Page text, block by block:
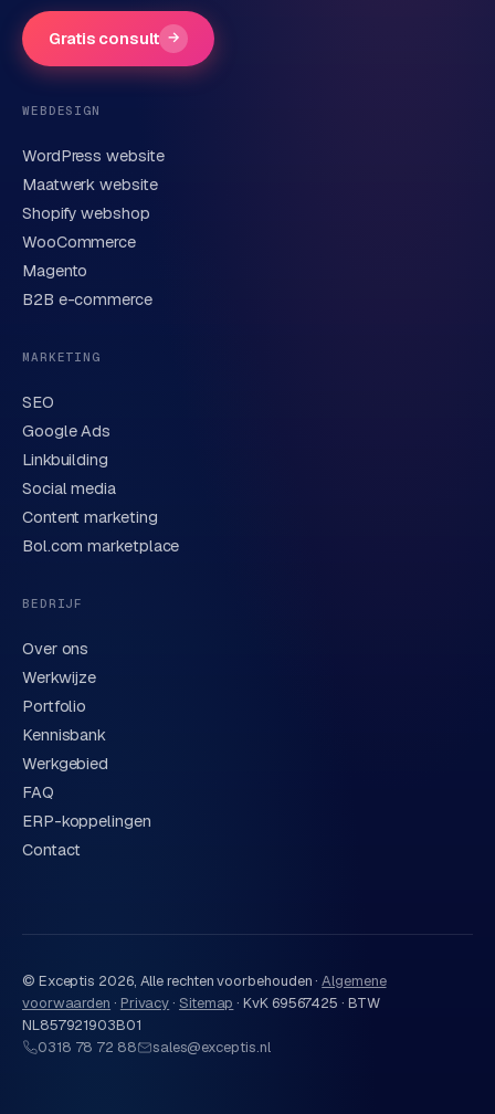
Telefoonnummer(optioneel)
Korte omschrijving van je vraag of project
Verstuur aanvraag
We behandelen je gegevens zorgvuldig conform onze
privacyverklaring. Of bel direct
Gratis consult →
WEBDESIGN
WordPress website
Maatwerk website
Shopify webshop
WooCommerce
Magento
B2B e-commerce
MARKETING
SEO
Google Ads
Linkbuilding
Social media
Content marketing
Bol.com marketplace
BEDRIJF
Over ons
Werkwijze
Portfolio
Kennisbank
Werkgebied
FAQ
ERP-koppelingen
Contact
© Exceptis 2026, Alle rechten voorbehouden · Algemene
voorwaarden · Privacy· Sitemap ·KvK 69567425 · BTW
NL857921903B01
0318 78 72 88
sales@exceptis.nl